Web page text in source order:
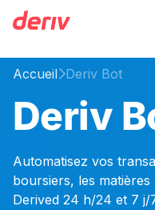
AccueilDeriv Bot
Deriv
Automatisez vos
boursiers, les
Derived 24 h/24 et 7